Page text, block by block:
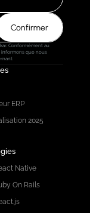
Conformément au
informons que nous
ERP
2025
Native
On Rails